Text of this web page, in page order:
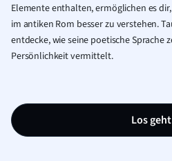
Elemente enthalten, ermöglichen es
im antiken Rom besser zu verstehen.
entdecke, wie seine poetische Sprache
Persönlichkeit vermittelt.
Los